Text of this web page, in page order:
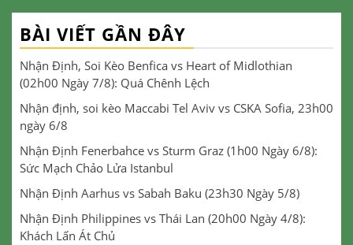
BÀI VIẾT GẦN ĐÂY
Nhận Định, Soi Kèo Benfica vs Heart of Midlothian
(02h00 Ngày 7/8): Quá Chênh Lệch
Nhận định, soi kèo Maccabi Tel Aviv vs CSKA Sofia, 23h00
ngày 6/8
Nhận Định Fenerbahce vs Sturm Graz (1h00 Ngày 6/8):
Sức Mạch Chảo Lửa Istanbul
Nhận Định Aarhus vs Sabah Baku (23h30 Ngày 5/8)
Nhận Định Philippines vs Thái Lan (20h00 Ngày 4/8):
Khách Lấn Át Chủ